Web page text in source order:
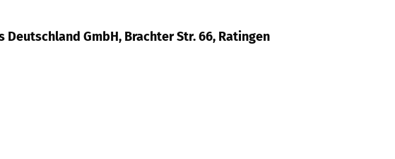
GmbH, Brachter Str. 66, Ratingen